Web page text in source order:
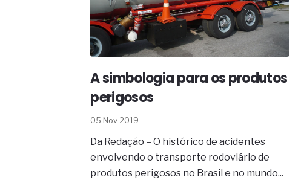
A simbologia para os produtos
perigosos
05 Nov 2019
Da Redação – O histórico de acidentes
envolvendo o transporte rodoviário de
produtos perigosos no Brasil e no mundo...